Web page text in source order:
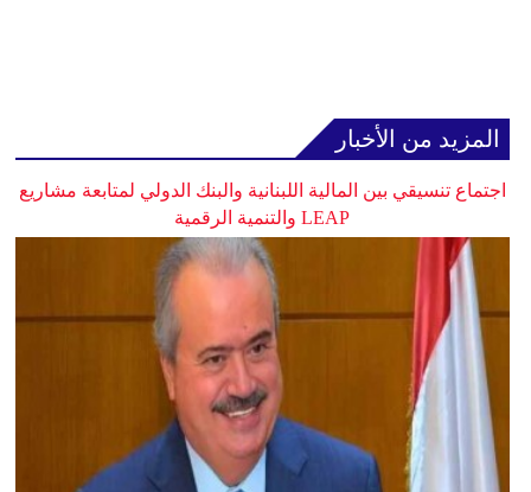
المزيد من الأخبار
اجتماع تنسيقي بين المالية اللبنانية والبنك الدولي لمتابعة مشاريع
LEAP والتنمية الرقمية